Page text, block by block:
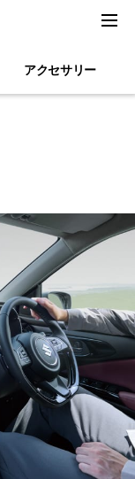
アクセサリー